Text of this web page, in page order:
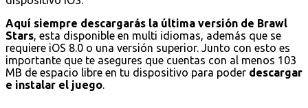
Aquí siempre descargarás la última versión de Brawl
Stars, esta disponible en multi idiomas, además que se
requiere iOS 8.0 o una versión superior. Junto con esto es
importante que te asegures que cuentas con al menos 103
MB de espacio libre en tu dispositivo para poder descargar
e instalar el juego.